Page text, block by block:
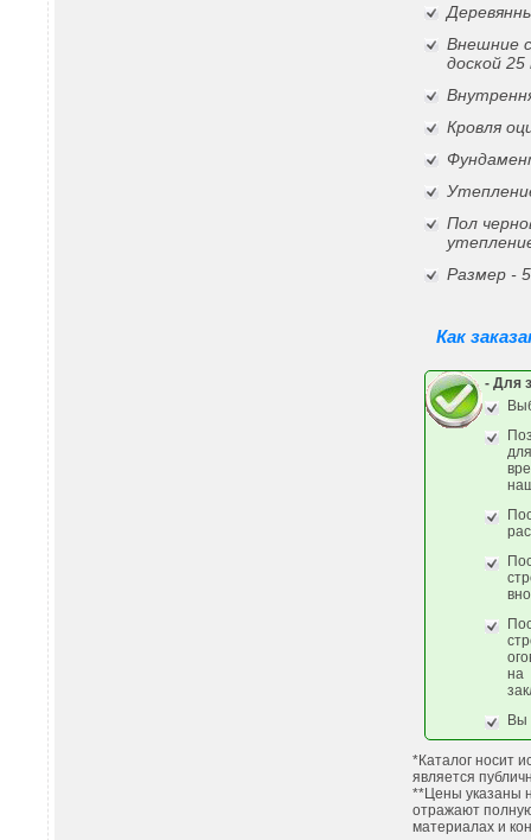
Внешние
доской
Кровля
Пол
Размер -
Как
- Для
на
Вы
*Каталог носит
является
**Цены указаны
отражают
материалах и